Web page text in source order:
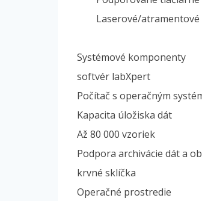
Laserové/
Systémové komponenty
softvér labXpert
Počítač s operačným
Kapacita úložiska dát
Až 80 000 vzoriek
Podpora archivácie dát a
krvné sklíčka
Operačné prostredie